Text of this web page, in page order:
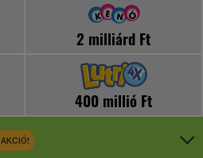
2 milliárd Ft
400 millió Ft
AKCIÓ!